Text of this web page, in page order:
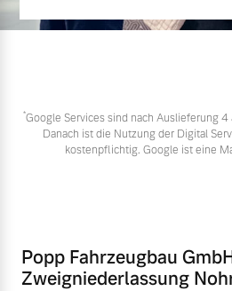
*Google Services sind nach Auslieferung
Danach ist die Nutzung der Digital
kostenpflichtig. Google ist eine
Popp Fahrzeugbau
Zweigniederlassung